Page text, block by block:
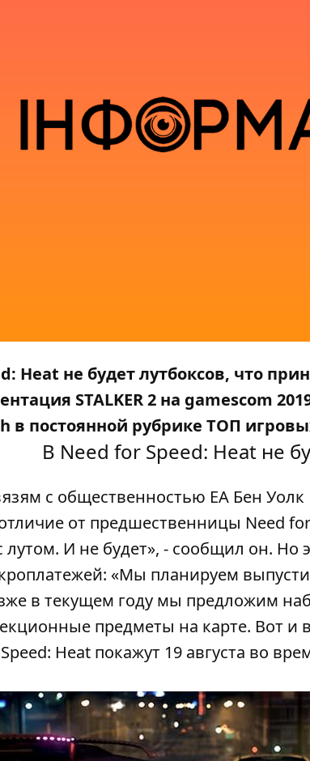
Heat не будет лутбоксов, что
STALKER 2 на gamescom
в постоянной рубрике ТОП
В Need for Speed: Heat не
с общественностью EA Бен Уолк
от предшественницы Need
лутом. И не будет», - сообщил он.
«Мы планируем
в текущем году мы предложим
предметы на карте. Вот и
Heat покажут 19 августа во